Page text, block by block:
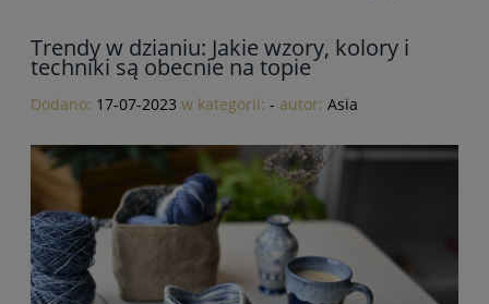
Trendy w dzianiu: Jakie wzory, kolory i
techniki są obecnie na topie
Dodano: 17-07-2023 w kategorii: - autor: Asia